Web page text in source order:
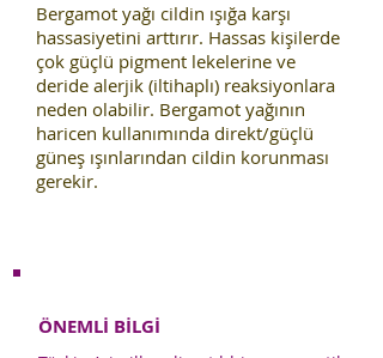
Bergamot yağı cildin ışığa karşı
hassasiyetini arttırır. Hassas kişilerde
çok güçlü pigment lekelerine ve
deride alerjik (iltihaplı) reaksiyonlara
neden olabilir. Bergamot yağının
haricen kullanımında direkt/güçlü
güneş ışınlarından cildin korunması
gerekir.
ÖNEMLİ BİLGİ